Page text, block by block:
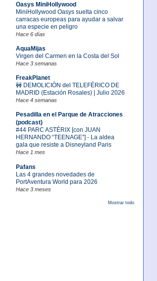
Oasys MiniHollywood
MiniHollywood Oasys suelta cinco
carracas europeas para ayudar a salvar
una especie en peligro
Hace 6 días
AquaMijas
Virgen del Carmen en la Costa del Sol
Hace 3 semanas
FreakPlanet
🚧 DEMOLICIÓN del TELEFÉRICO DE
MADRID (Estación Rosales) | Julio 2026
Hace 4 semanas
Pesadilla en el Parque de Atracciones
(podcast)
#44 PARC ASTÉRIX [con JUAN
HERNANDO “TEENAGE”] - La aldea
gala que resiste a Disneyland Paris
Hace 1 mes
Pafans
Las 4 grandes novedades de
PortAventura World para 2026
Hace 3 meses
Mostrar todo